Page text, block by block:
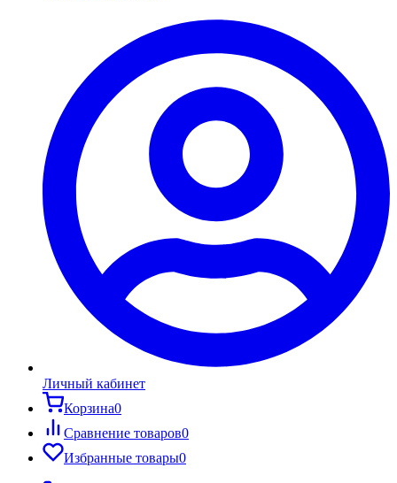
Личный кабинет
Корзина0
Сравнение товаров0
Избранные товары0